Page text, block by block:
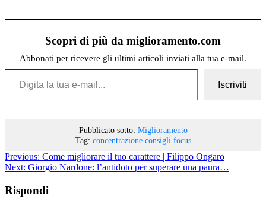
Scopri di più da miglioramento.com
Abbonati per ricevere gli ultimi articoli inviati alla tua e-mail.
Digita la tua e-mail...
Iscriviti
Pubblicato sotto: Miglioramento
Tag: concentrazione consigli focus
Previous: Come migliorare il tuo carattere | Filippo Ongaro
Next: Giorgio Nardone: l’antidoto per superare una paura…
Rispondi